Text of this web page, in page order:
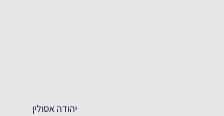
יהודה אסולין